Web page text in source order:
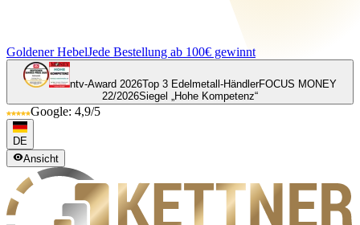
Goldener HebelJede Bestellung ab 100€ gewinnt
ntv-Award 2026Top 3 Edelmetall-HändlerFOCUS MONEY
22/2026Siegel „Hohe Kompetenz“
Google: 4,9/5
DE
Ansicht